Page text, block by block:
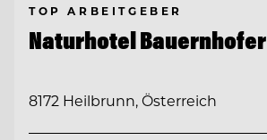
TOP ARBEITGEBER
Naturhotel Bauernhofer
8172 Heilbrunn, Österreich